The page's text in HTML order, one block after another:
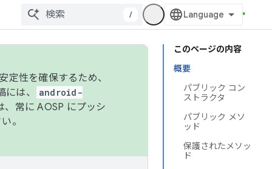
/
このページの内容
概要
パブリック コン
ストラクタ
パブリック メソ
ッド
保護されたメソッ
ド
性を確保するため、
は、
android-
常に AOSP にプッシ
。